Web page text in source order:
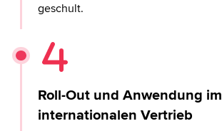
geschult.
Roll-Out und Anwendung im
internationalen Vertrieb